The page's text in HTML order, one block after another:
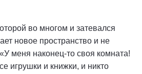
во многом и затевался
новое пространство и не
меня наконец-то своя комната!
игрушки и книжки, и никто